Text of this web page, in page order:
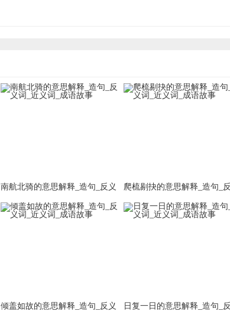
南航北骑的意思解释_造句_反义
词_近义词_成语故事
爬梳剔抉的意思解释_造句_
词_近义词_成语故事
倾盖如故的意思解释_造句_反义 日复一日的意思解释_造句_